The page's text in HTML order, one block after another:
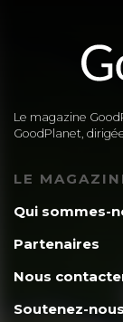
Le magazine
GoodPlanet,
LE
Qui sommes-
Partenaires
Nous
Soutenez-nous